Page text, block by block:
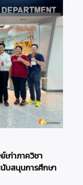
ก่าภาควิชา
บสนุนการศึกษา